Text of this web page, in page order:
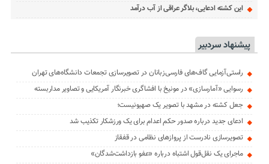
این کشته ادعایی، بلاگر عراقی از آب درآمد
پیشنهاد سردبیر
راستی‌آزمایی گاف‌های فارسی‌زبانان در تصویرسازی تجمعات دانشگاه‌های تهران
رسوایی «آمارسازی» در مونیخ با افشاگری خبرنگار آمریکایی و تصاویر مداربسته
جعل کشته در مشهد با تصویر یک صهیونیست؛
ادعای جدید درباره صدور حکم اعدام برای یک ورزشکار تکذیب شد
تصویرسازی نادرست از پروازهای نظامی در قفقاز
ماجرای یک نقل‌قول اشتباه درباره «عفو بازداشت‌شدگان»